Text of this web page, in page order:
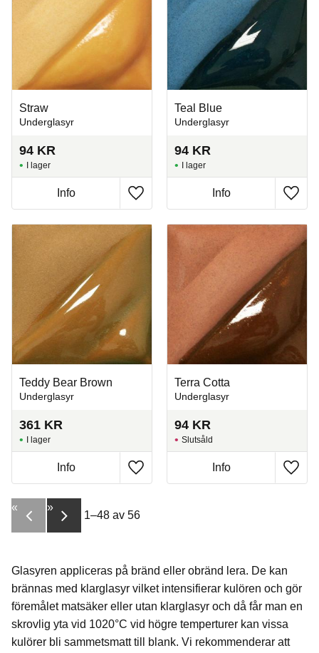
Straw
Underglasyr
94 KR
Lägg till i favoriter
I lager
Info
Teal Blue
Underglasyr
94 KR
Lägg
I lager
Info
Teddy Bear Brown
Underglasyr
361 KR
Lägg till i favoriter
I lager
Info
Terra Cotta
Underglasyr
94 KR
Lägg
Slutsåld
Info
1–48 av 56
« »
Glasyren appliceras på bränd eller obränd lera. De kan
brännas med klarglasyr vilket intensifierar kulören och gör
föremålet matsäker eller utan klarglasyr och då får man en
skrovlig yta vid 1020°C vid högre temperturer kan vissa
kulörer bli sammetsmatt till blank. Vi rekommenderar att